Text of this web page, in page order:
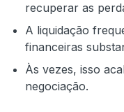
recuperar as
A liquidação
financeiras
Às vezes, isso
negociação.